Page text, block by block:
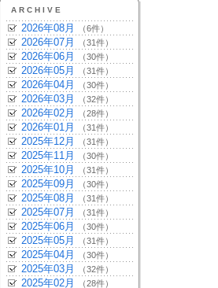
ARCHIVE
2026年08月 （6件）
2026年07月 （31件）
2026年06月 （30件）
2026年05月 （31件）
2026年04月 （30件）
2026年03月 （32件）
2026年02月 （28件）
2026年01月 （31件）
2025年12月 （31件）
2025年11月 （30件）
2025年10月 （31件）
2025年09月 （30件）
2025年08月 （31件）
2025年07月 （31件）
2025年06月 （30件）
2025年05月 （31件）
2025年04月 （30件）
2025年03月 （32件）
2025年02月 （28件）